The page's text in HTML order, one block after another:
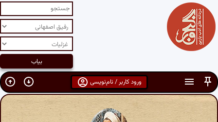
ورود کاربر / نام‌نویسی